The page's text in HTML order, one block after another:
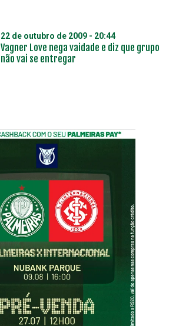
22 de outubro de 2009 - 20:44
Vagner Love nega vaidade e diz que grupo
não vai se entregar